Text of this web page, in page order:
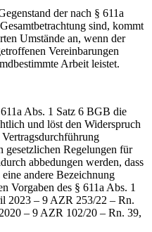
der nach § 611a
sind, kommt
Umstände an, wenn der
Vereinbarungen
Arbeit leistet.
Abs. 1 Satz 6 BGB die
und löst den Widerspruch
gesetzlichen Regelungen für
abbedungen werden, dass
andere Bezeichnung
Vorgaben des § 611a Abs. 1
2023 – 9 AZR 253/22 – Rn.
– 9 AZR 102/20 – Rn. 39,